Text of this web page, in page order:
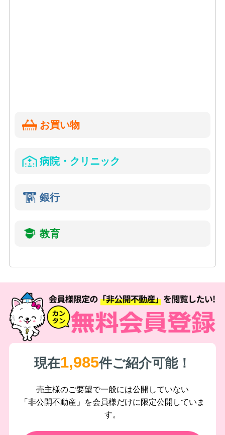
お買い物
病院・クリニック
銀行
教育
現在1,985件ご紹介可能！
売主様のご要望で一般には公開していない
「非公開不動産」を会員様だけに限定公開していま
す。